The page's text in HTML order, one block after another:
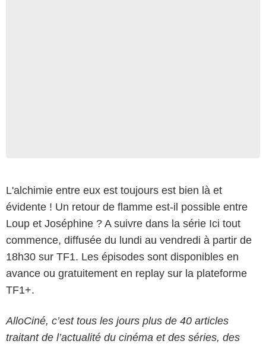
L'alchimie entre eux est toujours est bien là et
évidente ! Un retour de flamme est-il possible entre
Loup et Joséphine ? A suivre dans la série Ici tout
commence, diffusée du lundi au vendredi à partir de
18h30 sur TF1. Les épisodes sont disponibles en
avance ou gratuitement en replay sur la plateforme
TF1+.
AlloCiné, c’est tous les jours plus de 40 articles
traitant de l’actualité du cinéma et des séries, des